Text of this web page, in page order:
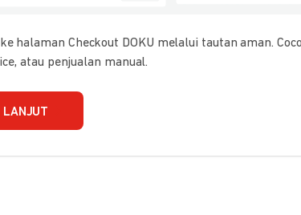
halaman Checkout DOKU melalui tautan aman.
atau penjualan manual.
LANJUT